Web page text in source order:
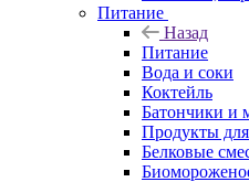
Питание
Назад
Питание
Вода и соки
Коктейль
Батончики и
Продукты
Белковые